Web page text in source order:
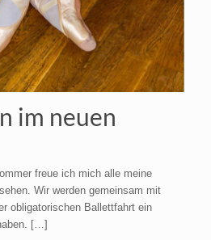
im neuen
freue ich mich alle meine
Wir werden gemeinsam mit
obligatorischen Ballettfahrt ein
[…]